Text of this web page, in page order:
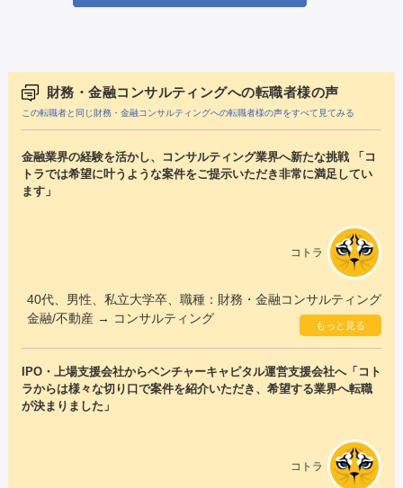
財務・金融コンサルティングへの転職者様の声
この転職者と同じ財務・金融コンサルティングへの転職者様の声をすべて見てみる
金融業界の経験を活かし、コンサルティング業界へ新たな挑戦 「コ
トラでは希望に叶うような案件をご提示いただき非常に満足してい
ます」
コトラ
40代、男性、私立大学卒、職種：財務・金融コンサルティング
金融/不動産 → コンサルティング
もっと見る
IPO・上場支援会社からベンチャーキャピタル運営支援会社へ「コト
ラからは様々な切り口で案件を紹介いただき、希望する業界へ転職
が決まりました」
コトラ